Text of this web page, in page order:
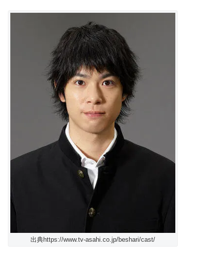
出典https://www.tv-asahi.co.jp/beshari/cast/